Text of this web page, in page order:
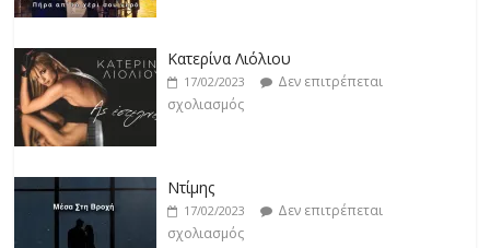
Ντίμης
17/02/2023
Δεν επιτρέπεται
σχολιασμός
Darkon feat. Τζένη Κοσμίδου
17/02/2023
Δεν επιτρέπεται
σχολιασμός